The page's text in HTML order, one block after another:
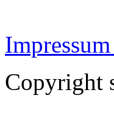
Copyright